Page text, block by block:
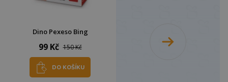
Dino Pexeso Bing
99 Kč 150 Kč
DO KOŠÍKU